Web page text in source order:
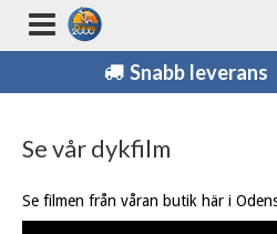
Snabb leverans
Se vår dykfilm
Se filmen från våran butik här i